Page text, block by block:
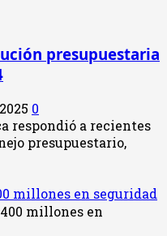
presupuestaria
0
respondió a recientes
presupuestario,
millones en seguridad